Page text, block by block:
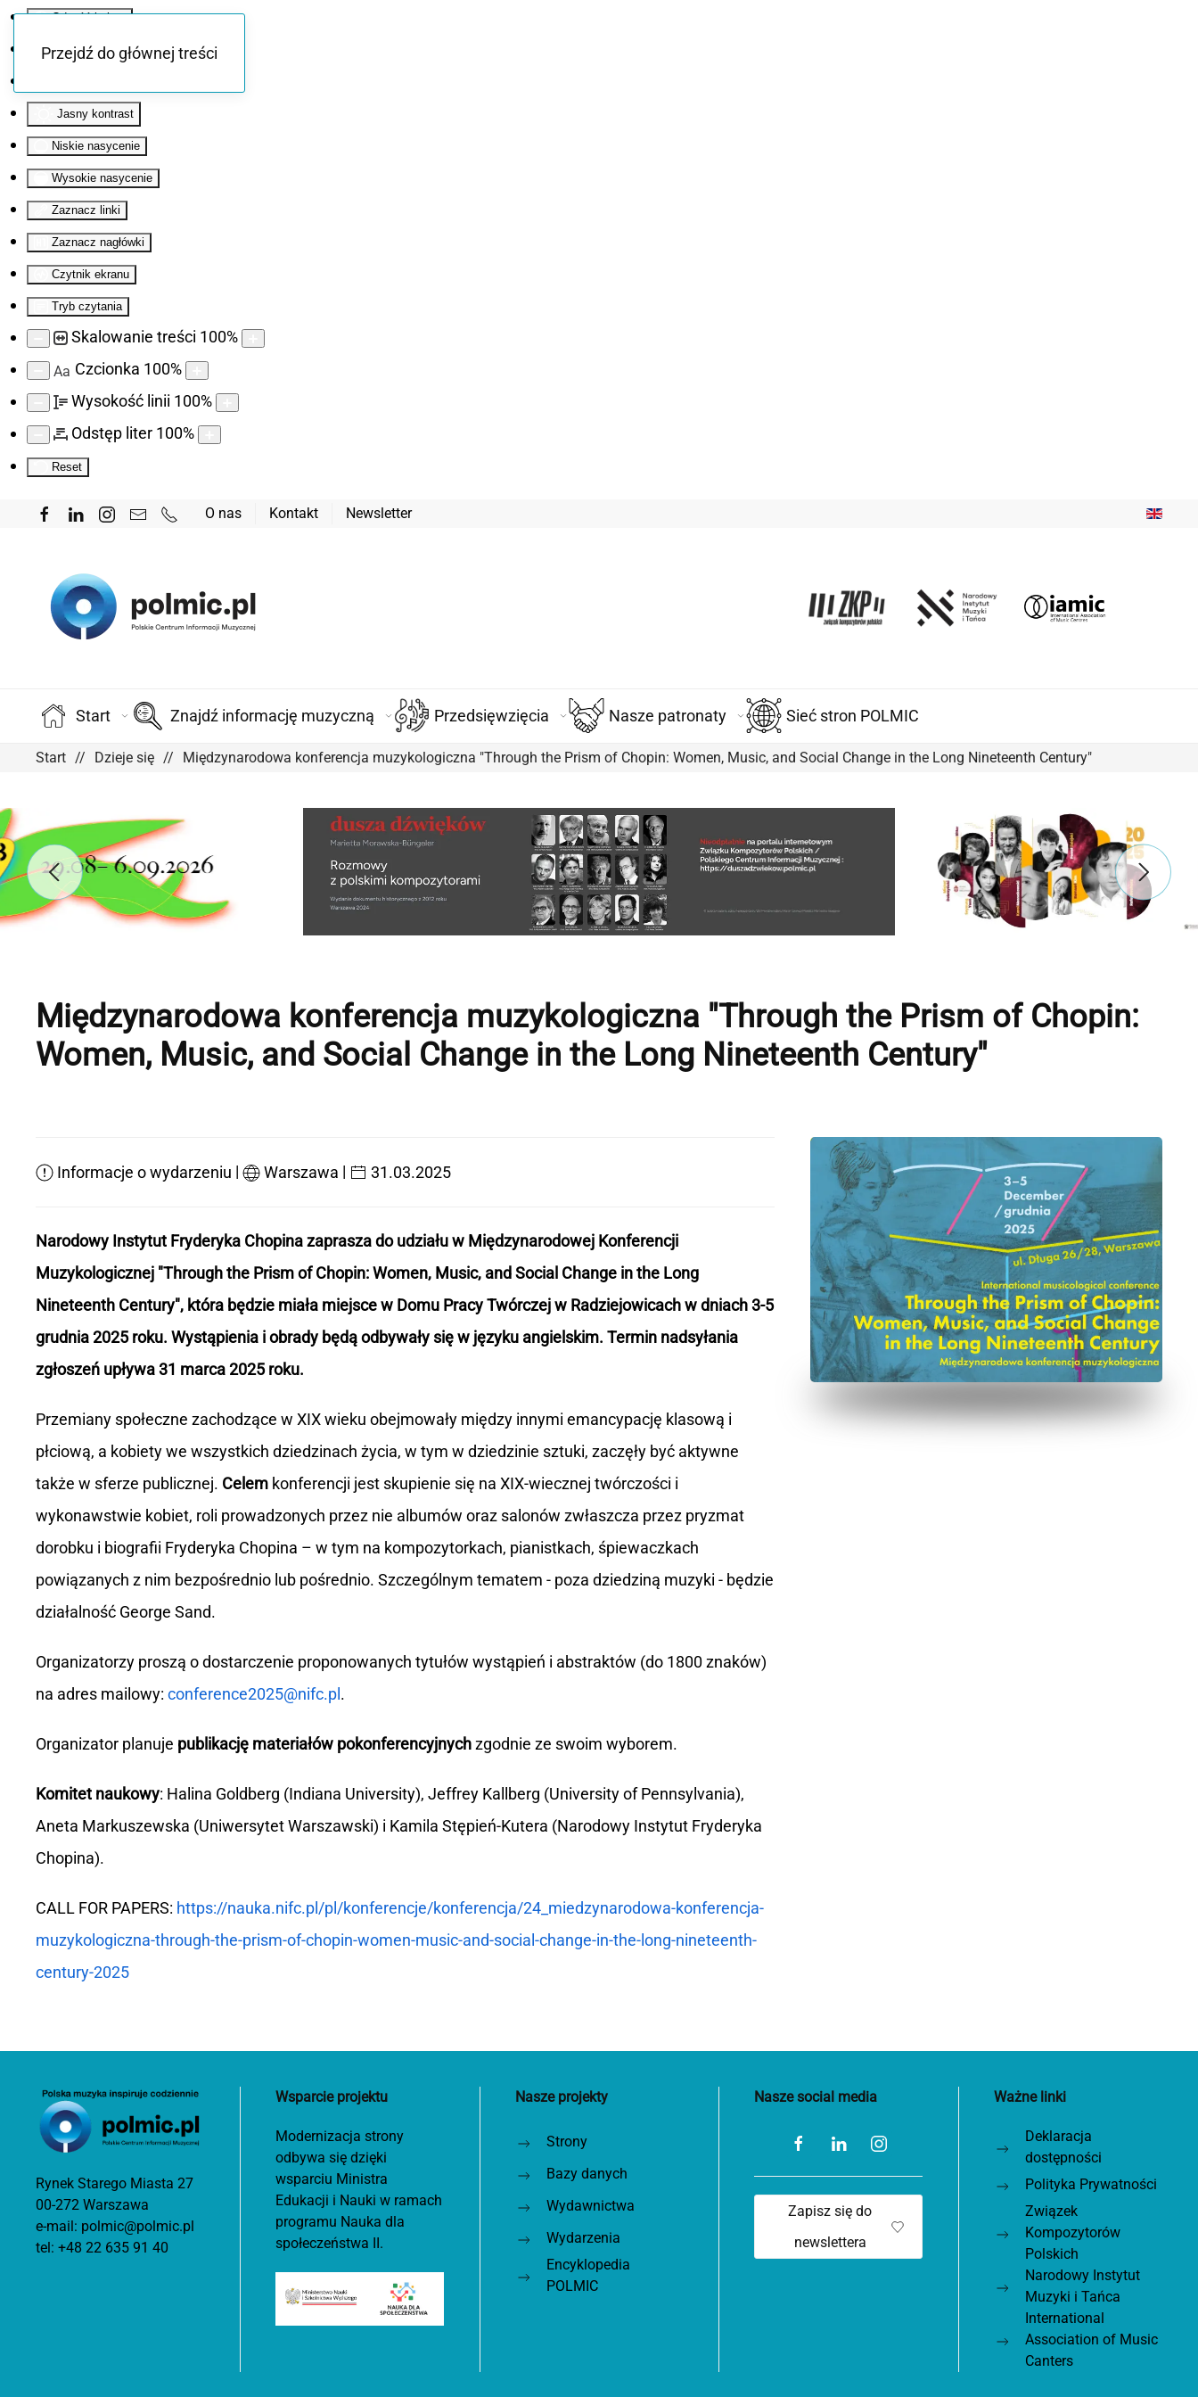
Odwróć kolory
Monochromatyczny
Jasny kontrast
Niskie nasycenie
Wysokie nasycenie
Zaznacz linki
Zaznacz nagłówki
Czytnik ekranu
Tryb czytania
Skalowanie treści 100%
Aa Czcionka 100%
Wysokość linii 100%
Odstęp liter 100%
Reset
Przejdź do głównej treści
O nas Kontakt Newsletter
Start Znajdź informację muzyczną Przedsięwzięcia Nasze patronaty Sieć stron POLMIC
Start Dzieje się Międzynarodowa konferencja muzykologiczna "Through the Prism of Chopin: Women, Music, and Social Change in the Long Nineteenth Century"
Międzynarodowa konferencja muzykologiczna "Through the Prism of Chopin:
Women, Music, and Social Change in the Long Nineteenth Century"
Informacje o wydarzeniu | Warszawa | 31.03.2025
Narodowy Instytut Fryderyka Chopina zaprasza do udziału w Międzynarodowej Konferencji
Muzykologicznej "Through the Prism of Chopin: Women, Music, and Social Change in the Long
Nineteenth Century", która będzie miała miejsce w Domu Pracy Twórczej w Radziejowicach w dniach 3-5
grudnia 2025 roku. Wystąpienia i obrady będą odbywały się w języku angielskim. Termin nadsyłania
zgłoszeń upływa 31 marca 2025 roku.
Przemiany społeczne zachodzące w XIX wieku obejmowały między innymi emancypację klasową i
płciową, a kobiety we wszystkich dziedzinach życia, w tym w dziedzinie sztuki, zaczęły być aktywne
także w sferze publicznej. Celem konferencji jest skupienie się na XIX-wiecznej twórczości i
wykonawstwie kobiet, roli prowadzonych przez nie albumów oraz salonów zwłaszcza przez pryzmat
dorobku i biografii Fryderyka Chopina – w tym na kompozytorkach, pianistkach, śpiewaczkach
powiązanych z nim bezpośrednio lub pośrednio. Szczególnym tematem - poza dziedziną muzyki - będzie
działalność George Sand.
Organizatorzy proszą o dostarczenie proponowanych tytułów wystąpień i abstraktów (do 1800 znaków)
na adres mailowy: conference2025@nifc.pl .
Organizator planuje publikację materiałów pokonferencyjnychzgodnie ze swoim wyborem.
Komitet naukowy: Halina Goldberg (Indiana University), Jeffrey Kallberg (University of Pennsylvania),
Aneta Markuszewska (Uniwersytet Warszawski) i Kamila Stępień-Kutera (Narodowy Instytut Fryderyka
Chopina).
CALL FOR PAPERS: https://nauka.nifc.pl/pl/konferencje/konferencja/24_miedzynarodowa-konferencja-
muzykologiczna-through-the-prism-of-chopin-women-music-and-social-change-in-the-long-nineteenth-
century-2025
Rynek Starego Miasta 27
00-272 Warszawa
e-mail: polmic@polmic.pl
tel: +48 22 635 91 40
Wsparcie projektu
Modernizacja strony
odbywa się dzięki
wsparciu Ministra
Edukacji i Nauki w ramach
programu Nauka dla
społeczeństwa II.
Nasze projekty
Strony
Bazy danych
Wydawnictwa
Wydarzenia
Encyklopedia
POLMIC
Nasze social media
Zapisz się do
newslettera
Ważne linki
Deklaracja
dostępności
Polityka Prywatności
Związek
Kompozytorów
Polskich
Narodowy Instytut
Muzyki i Tańca
International
Association of Music
Canters